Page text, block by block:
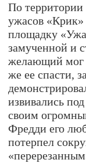
По территории
ужасов «Крик»
площадку
замученной и
желающий мог
же ее спасти,
извивались
своим
Фредди его
потерпел